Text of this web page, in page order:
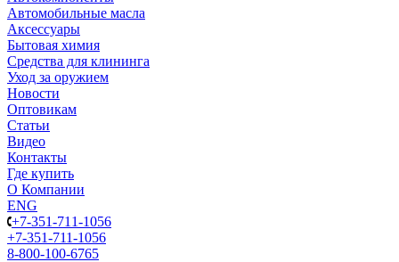
Автомобильные масла
Аксессуары
Бытовая химия
Средства для клининга
Уход за оружием
Новости
Оптовикам
Статьи
Видео
Контакты
Где купить
О Компании
ENG
+7-351-711-1056
+7-351-711-1056
8-800-100-6765